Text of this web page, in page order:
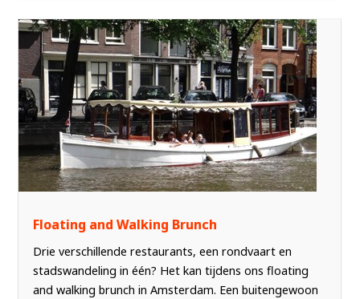
Floating and Walking Brunch
Drie verschillende restaurants, een rondvaart en
stadswandeling in één? Het kan tijdens ons floating
and walking brunch in Amsterdam. Een buitengewoon